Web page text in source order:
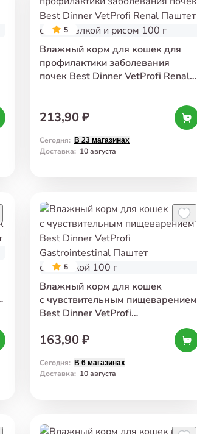
5
Влажный корм для кошек для
профилактики заболевания
почек Best Dinner VetProfi Renal
213,90 ₽
Сегодня: В 23 магазинах
Доставка: 10 августа
5
Влажный корм для кошек
с чувствительным пищеварением
Best Dinner VetProfi
с индейкой 100 г
163,90 ₽
Сегодня: В 6 магазинах
Доставка: 10 августа